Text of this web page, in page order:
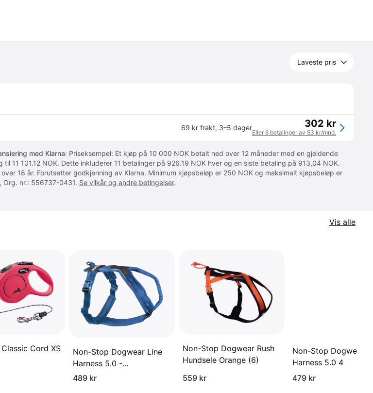
Laveste pris
69 kr frakt, 3–5 dager 302 kr
Eller 6 betalinger av 53 kr/mnd.
med Klarna: Priseksempel: Et kjøp på 10 000 NOK betalt ned over 12 måneder med en gjeldende
11 101.12 NOK. Dette inkluderer 11 betalinger på 926.19 NOK hver og en siste betaling på 913,04 NOK.
18 år. Forutsetter godkjenning av Klarna. Minimum kjøpsbeløp er 250 NOK og maksimalt kjøpsbeløp er
Org. nr.: 556737-0431. Se vilkår og andre betingelser.
Vis alle
Cord XS
Non-Stop Dogwear Line
Harness 5.0 -
Blågrønn/Turkis (1)
489 kr
Non-Stop Dogwear Rush
Hundsele Orange (6)
559 kr
Non-Stop Dogwear
Harness 5.0 4
479 kr